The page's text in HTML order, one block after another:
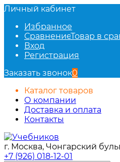
Личный кабинет
Избранное
СравнениеТовар в
Вход
Регистрация
Заказать звонок0
Каталог товаров
О компании
Доставка и оплата
Контакты
г. Москва, Чонгарский
+7 (926) 018-12-01